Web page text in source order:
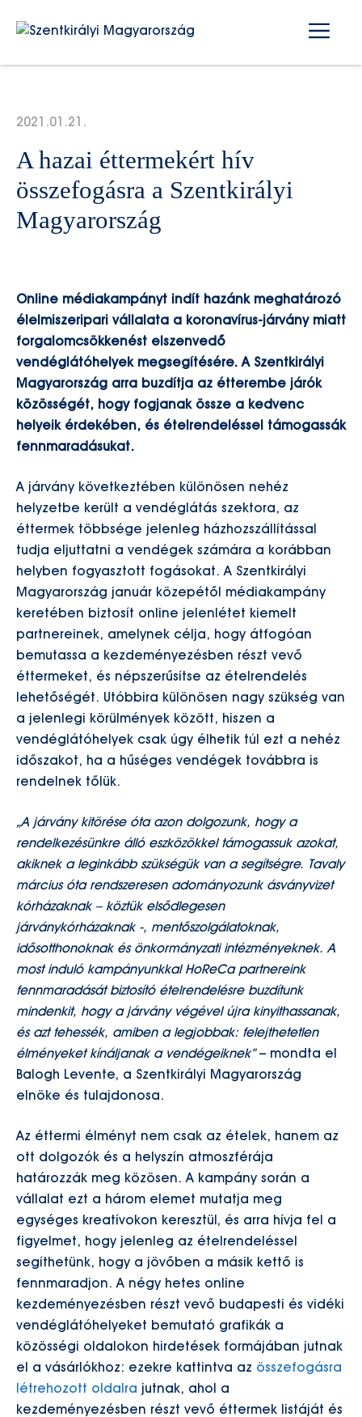
A hazai éttermekért hív
összefogásra a Szentkirályi
Magyarország
2021.01.21.
Online médiakampányt indít hazánk meghatározó
élelmiszeripari vállalata a koronavírus-járvány miatt
forgalomcsökkenést elszenvedő
vendéglátóhelyek megsegítésére. A Szentkirályi
Magyarország arra buzdítja az étterembe járók
közösségét, hogy fogjanak össze a kedvenc
helyeik érdekében, és ételrendeléssel támogassák
fennmaradásukat.
A járvány következtében különösen nehéz
helyzetbe került a vendéglátás szektora, az
éttermek többsége jelenleg házhozszállítással
tudja eljuttatni a vendégek számára a korábban
helyben fogyasztott fogásokat. A Szentkirályi
Magyarország január közepétől médiakampány
keretében biztosít online jelenlétet kiemelt
partnereinek, amelynek célja, hogy átfogóan
bemutassa a kezdeményezésben részt vevő
éttermeket, és népszerűsítse az ételrendelés
lehetőségét. Utóbbira különösen nagy szükség van
a jelenlegi körülmények között, hiszen a
vendéglátóhelyek csak úgy élhetik túl ezt a nehéz
időszakot, ha a hűséges vendégek továbbra is
rendelnek tőlük.
„A járvány kitörése óta azon dolgozunk, hogy a
rendelkezésünkre álló eszközökkel támogassuk azokat,
akiknek a leginkább szükségük van a segítségre. Tavaly
március óta rendszeresen adományozunk ásványvizet
kórházaknak – köztük elsődlegesen
járványkórházaknak -, mentőszolgálatoknak,
idősotthonoknak és önkormányzati intézményeknek. A
most induló kampányunkkal HoReCa partnereink
fennmaradását biztosító ételrendelésre buzdítunk
mindenkit, hogy a járvány végével újra kinyithassanak,
és azt tehessék, amiben a legjobbak: felejthetetlen
élményeket kínáljanak a vendégeiknek” – mondta el
Balogh Levente, a Szentkirályi Magyarország
elnöke és tulajdonosa.
Az éttermi élményt nem csak az ételek, hanem az
ott dolgozók és a helyszín atmoszférája
határozzák meg közösen. A kampány során a
vállalat ezt a három elemet mutatja meg
egységes kreatívokon keresztül, és arra hívja fel a
figyelmet, hogy jelenleg az ételrendeléssel
segíthetünk, hogy a jövőben a másik kettő is
fennmaradjon. A négy hetes online
kezdeményezésben részt vevő budapesti és vidéki
vendéglátóhelyeket bemutató grafikák a
közösségi oldalokon hirdetések formájában jutnak
el a vásárlókhoz: ezekre kattintva az összefogásra
létrehozott oldalra
jutnak, ahol a
kezdeményezésben részt vevő éttermek listáját és